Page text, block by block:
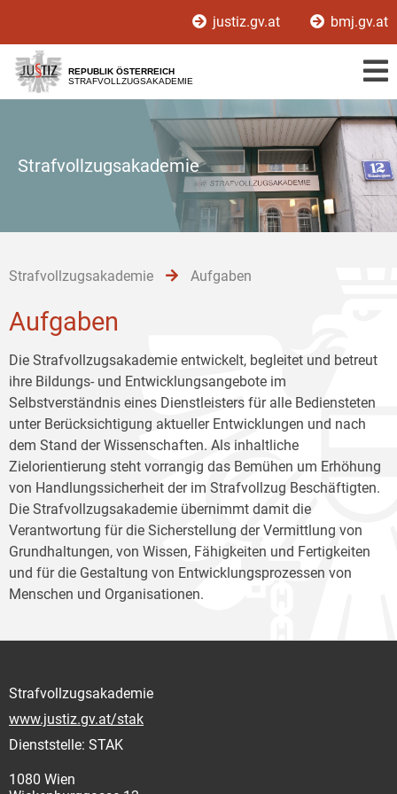
[1]
[2]
[3]
justiz.gv.at bmj.gv.at
REPUBLIK ÖSTERREICH
STRAFVOLLZUGSAKADEMIE
Strafvollzugsakademie
Strafvollzugsakademie Aufgaben
Aufgaben
Die Strafvollzugsakademie entwickelt, begleitet und betreut
ihre Bildungs- und Entwicklungsangebote im
Selbstverständnis eines Dienstleisters für alle Bediensteten
unter Berücksichtigung aktueller Entwicklungen und nach
dem Stand der Wissenschaften. Als inhaltliche
Zielorientierung steht vorrangig das Bemühen um Erhöhung
von Handlungssicherheit der im Strafvollzug Beschäftigten.
Die Strafvollzugsakademie übernimmt damit die
Verantwortung für die Sicherstellung der Vermittlung von
Grundhaltungen, von Wissen, Fähigkeiten und Fertigkeiten
und für die Gestaltung von Entwicklungsprozessen von
Menschen und Organisationen.
Strafvollzugsakademie
www.justiz.gv.at/stak
Dienststelle: STAK
1080 Wien